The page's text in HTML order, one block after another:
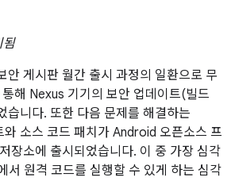
됨
게시판 월간 출시 과정의 일환으로 무
해 Nexus 기기의 보안 업데이트(빌드
습니다. 또한 다음 문제를 해결하는
소스 코드 패치가 Android 오픈소스 프
장소에 출시되었습니다. 이 중 가장 심각
서 원격 코드를 실행할 수 있게 하는 심각